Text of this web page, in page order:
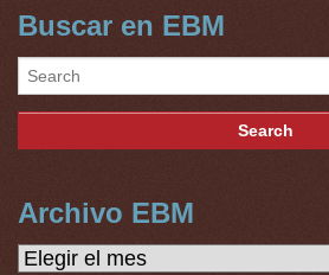
Buscar en EBM
Archivo EBM
Archivo
EBM